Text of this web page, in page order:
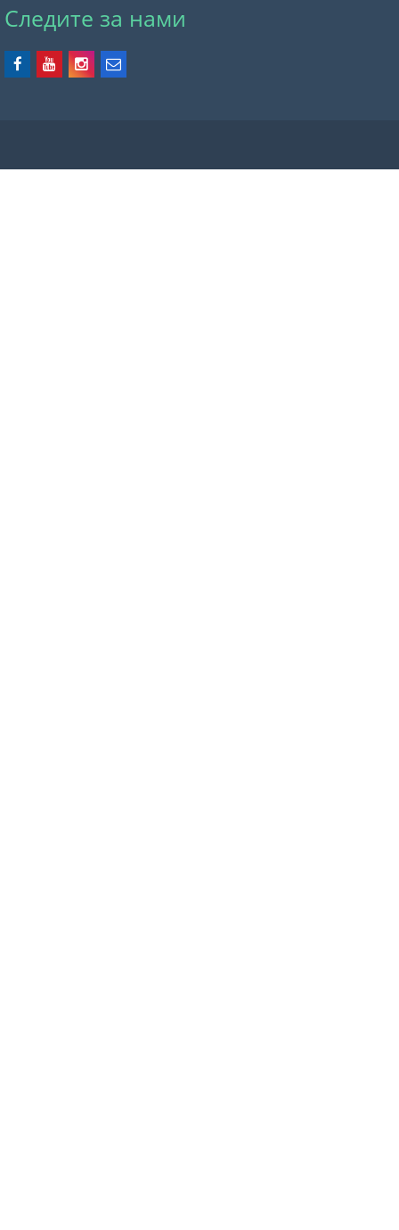
Следите за нами